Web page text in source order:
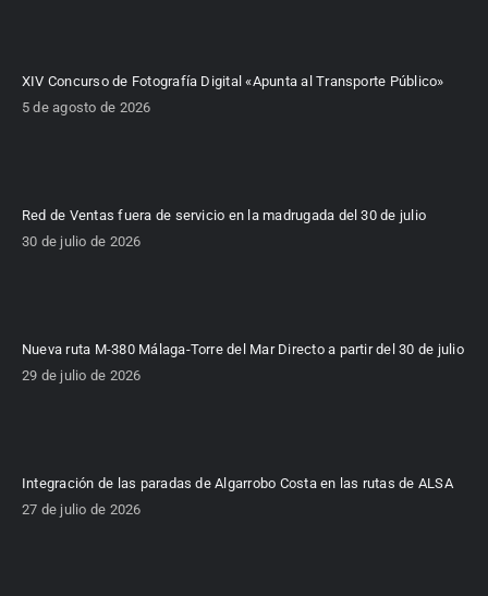
XIV Concurso de Fotografía Digital «Apunta al Transporte Público»
5 de agosto de 2026
Red de Ventas fuera de servicio en la madrugada del 30 de julio
30 de julio de 2026
Nueva ruta M-380 Málaga-Torre del Mar Directo a partir del 30 de julio
29 de julio de 2026
Integración de las paradas de Algarrobo Costa en las rutas de ALSA
27 de julio de 2026